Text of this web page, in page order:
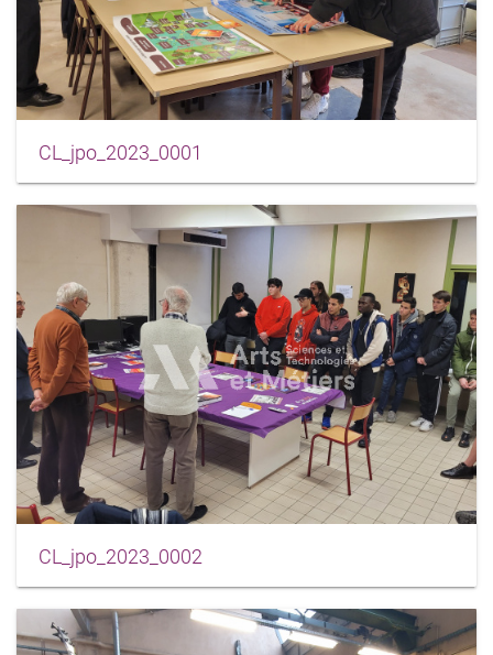
CL_jpo_2023_0001
CL_jpo_2023_0002